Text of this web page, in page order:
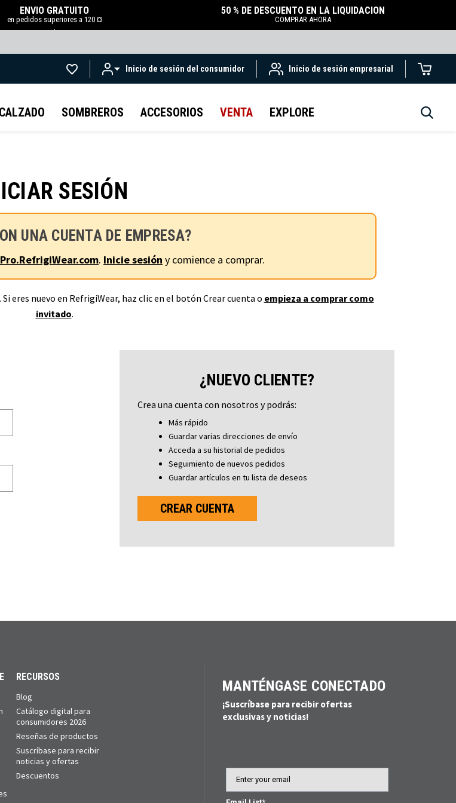
ENVÍO GRATUITO
en pedidos superiores a 120 ¤
.
50 % DE DESCUENTO EN LA LIQUIDACIÓN
COMPRAR AHORA
Inicio de sesión del consumidor Inicio de sesión empresarial
CALZADO SOMBREROS ACCESORIOS VENTA EXPLORE
SESIÓN
UNA CUENTA DE EMPRESA?
Pro.RefrigiWear.com. Inicie sesión y comience a comprar.
eres nuevo en RefrigiWear, haz clic en el botón Crear cuenta o empieza a comprar como
invitado.
¿NUEVO CLIENTE?
Crea una cuenta con nosotros y podrás:
Más rápido
Guardar varias direcciones de envío
Acceda a su historial de pedidos
Seguimiento de nuevos pedidos
Guardar artículos en tu lista de deseos
CREAR CUENTA
RECURSOS
Blog
Catálogo digital para
consumidores 2026
Reseñas de productos
Suscríbase para recibir
noticias y ofertas
Descuentos
MANTÉNGASE CONECTADO
¡Suscríbase para recibir ofertas
exclusivas y noticias!